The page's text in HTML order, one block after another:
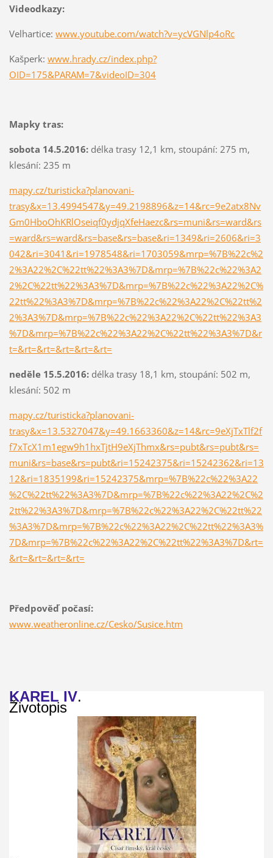
Videodkazy:
Velhartice: www.youtube.com/watch?v=ycVGNlp4oRc
Kašperk: www.hrady.cz/index.php?
OID=175&PARAM=7&videoID=304
Mapky tras:
sobota 14.5.2016: délka trasy 12,1 km, stoupání: 275 m,
klesání: 235 m
mapy.cz/turisticka?planovani-
trasy&x=13.4994547&y=49.2198896&z=14&rc=9e2atx8Nv
Gm0HboOhKRlOseiqf0ydjqXfeHaezc&rs=muni&rs=ward&rs
=ward&rs=ward&rs=base&rs=base&ri=1349&ri=2606&ri=3
042&ri=3041&ri=1978548&ri=1703059&mrp=%7B%22c%2
2%3A22%2C%22tt%22%3A3%7D&mrp=%7B%22c%22%3A2
2%2C%22tt%22%3A3%7D&mrp=%7B%22c%22%3A22%2C%
22tt%22%3A3%7D&mrp=%7B%22c%22%3A22%2C%22tt%2
2%3A3%7D&mrp=%7B%22c%22%3A22%2C%22tt%22%3A3
%7D&mrp=%7B%22c%22%3A22%2C%22tt%22%3A3%7D&r
t=&rt=&rt=&rt=&rt=&rt=
neděle 15.5.2016:délka trasy 18,1 km, stoupání: 502 m,
klesání: 502 m
mapy.cz/turisticka?planovani-
trasy&x=13.5327047&y=49.1663360&z=14&rc=9eXjTxTlf2f
f7xTcX1m1egw9h1hxTjtH9eXjThmx&rs=pubt&rs=pubt&rs=
muni&rs=base&rs=pubt&ri=15242375&ri=15242362&ri=13
12&ri=1835199&ri=15242375&mrp=%7B%22c%22%3A22
%2C%22tt%22%3A3%7D&mrp=%7B%22c%22%3A22%2C%2
2tt%22%3A3%7D&mrp=%7B%22c%22%3A22%2C%22tt%22
%3A3%7D&mrp=%7B%22c%22%3A22%2C%22tt%22%3A3%
7D&mrp=%7B%22c%22%3A22%2C%22tt%22%3A3%7D&rt=
&rt=&rt=&rt=&rt=
Předpověď počasí:
www.weatheronline.cz/Cesko/Susice.htm
KAREL IV.
Životopis